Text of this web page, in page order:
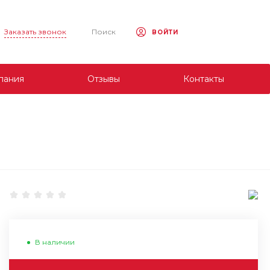
Заказать звонок Поиск ВОЙТИ
Отзывы Контакты
В наличии